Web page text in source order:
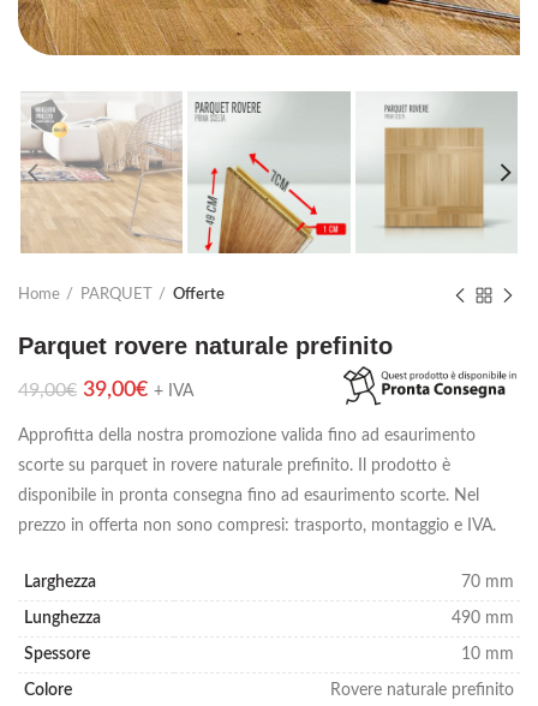
Home PARQUET Offerte
Parquet rovere naturale prefinito
49,00€ 39,00€ + IVA
Approfitta della nostra promozione valida fino ad esaurimento
scorte su parquet in rovere naturale prefinito. Il prodotto è
disponibile in pronta consegna fino ad esaurimento scorte. Nel
prezzo in offerta non sono compresi: trasporto, montaggio e IVA.
Larghezza 70 mm
Lunghezza 490 mm
Spessore 10 mm
Colore Rovere naturale prefinito